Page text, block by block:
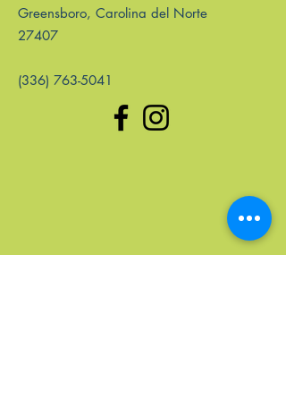
Greensboro, Carolina del Norte
27407
(336) 763-5041